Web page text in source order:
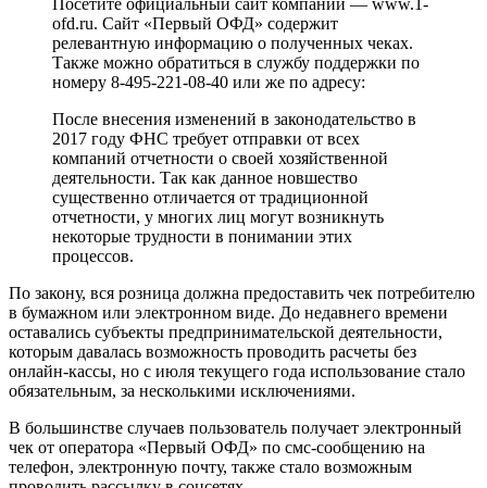
ofd.ru. Сайт «Первый ОФД» содержит
релевантную информацию о полученных чеках.
Также можно обратиться в службу поддержки по
номеру 8-495-221-08-40 или же по адресу:
После внесения изменений в законодательство в
2017 году ФНС требует отправки от всех
компаний отчетности о своей хозяйственной
деятельности. Так как данное новшество
существенно отличается от традиционной
отчетности, у многих лиц могут возникнуть
некоторые трудности в понимании этих
процессов.
По закону, вся розница должна предоставить чек потребителю
в бумажном или электронном виде. До недавнего времени
оставались субъекты предпринимательской деятельности,
которым давалась возможность проводить расчеты без
онлайн-кассы, но с июля текущего года использование стало
обязательным, за несколькими исключениями.
В большинстве случаев пользователь получает электронный
чек от оператора «Первый ОФД» по смс-сообщению на
телефон, электронную почту, также стало возможным